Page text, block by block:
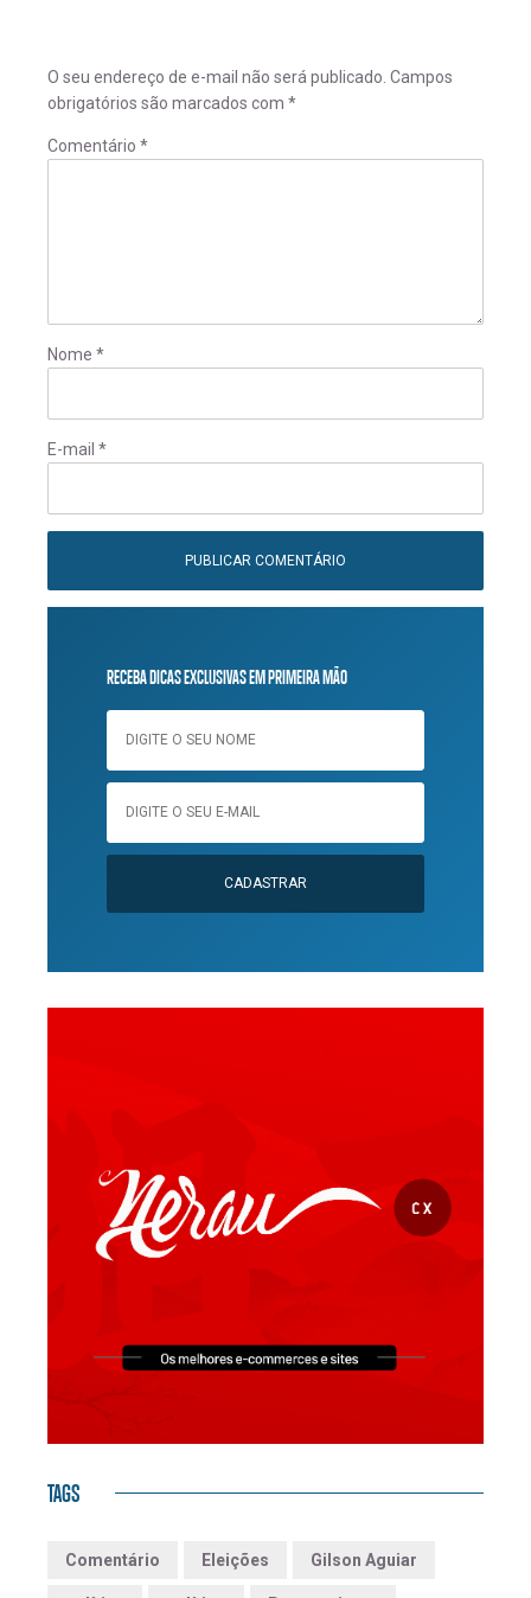
O seu endereço de e-mail não será publicado. Campos
obrigatórios são marcados com *
Comentário *
Nome *
E-mail *
RECEBA DICAS EXCLUSIVAS EM PRIMEIRA MÃO
CADASTRAR
TAGS
Comentário Eleições Gilson Aguiar